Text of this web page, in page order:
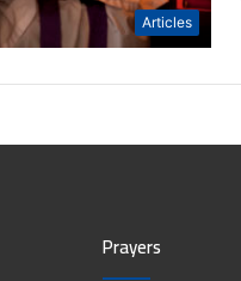
Articles
Prayers